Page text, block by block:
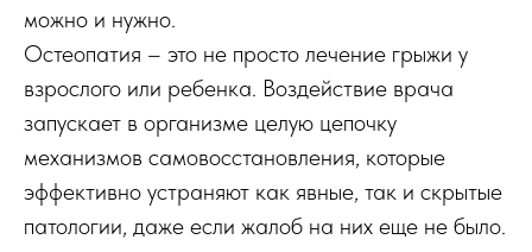
можно и нужно.
Остеопатия – это не просто лечение грыжи у
взрослого или ребенка. Воздействие врача
запускает в организме целую цепочку
механизмов самовосстановления, которые
эффективно устраняют как явные, так и скрытые
патологии, даже если жалоб на них еще не было.